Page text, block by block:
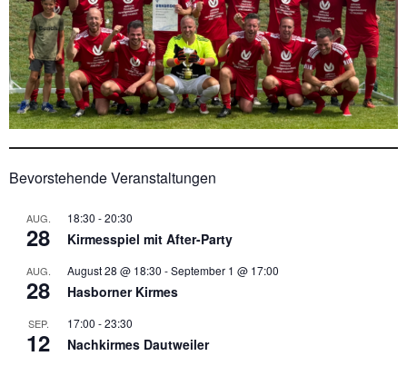
Bevorstehende Veranstaltungen
AUG.
28
18:30 -20:30
Kirmesspiel mit After-Party
AUG.
28
August 28 @ 18:30 -September 1 @ 17:00
Hasborner Kirmes
SEP.
12
17:00 -23:30
Nachkirmes Dautweiler